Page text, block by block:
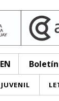
EN Boletín